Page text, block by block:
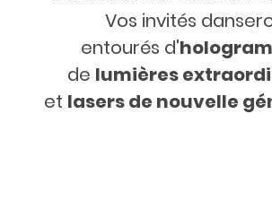
Vos invités
entourés d'
de lumières
et lasers de nouvelle